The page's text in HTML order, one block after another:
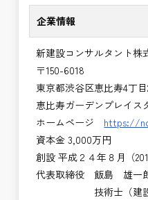
企業情報
新建設コンサルタント株
〒150-6018
東京都渋谷区恵比寿4丁
恵比寿ガーデンプレイス
ホームページ https://
資本金 3,000万円
創設 平成２４年８月（
代表取締役 飯島 雄一
技術士（建設